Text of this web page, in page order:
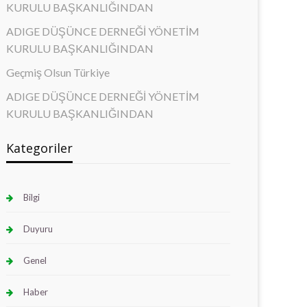
KURULU BAŞKANLIĞINDAN
ADIGE DÜŞÜNCE DERNEĞİ YÖNETİM
KURULU BAŞKANLIĞINDAN
Geçmiş Olsun Türkiye
ADIGE DÜŞÜNCE DERNEĞİ YÖNETİM
KURULU BAŞKANLIĞINDAN
Kategoriler
Bilgi
Duyuru
Genel
Haber